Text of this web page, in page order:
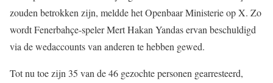
zouden betrokken zijn, meldde het Openbaar Ministerie op X. Zo
wordt Fenerbahçe-speler Mert Hakan Yandas ervan beschuldigd
via de wedaccounts van anderen te hebben gewed.
Tot nu toe zijn 35 van de 46 gezochte personen gearresteerd,